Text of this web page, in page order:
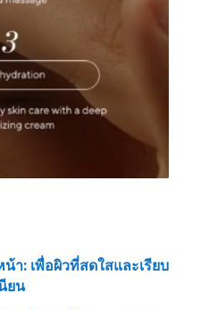
า: เพื่อผิวที่สดใสและเรียบ
ยน